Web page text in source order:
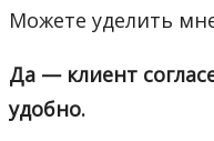
Можете уделить
Да — клиент
удобно.